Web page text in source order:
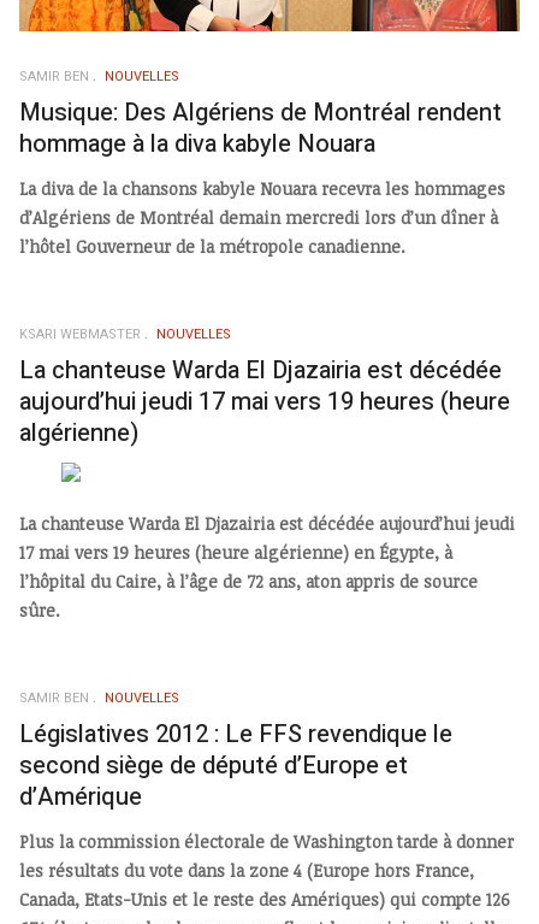
SAMIR BEN NOUVELLES
Musique: Des Algériens de Montréal rendent
hommage à la diva kabyle Nouara
La diva de la chansons kabyle Nouara recevra les hommages
d’Algériens de Montréal demain mercredi lors d’un dîner à
l’hôtel Gouverneur de la métropole canadienne.
KSARI WEBMASTER NOUVELLES
La chanteuse Warda El Djazairia est décédée
aujourd’hui jeudi 17 mai vers 19 heures (heure
algérienne)
La chanteuse Warda El Djazairia est décédée aujourd’hui jeudi
17 mai vers 19 heures (heure algérienne) en Égypte, à
l’hôpital du Caire, à l’âge de 72 ans, a­t­on appris de source
sûre.
SAMIR BEN NOUVELLES
Législatives 2012 : Le FFS revendique le
second siège de député d’Europe et
d’Amérique
Plus la commission électorale de Washington tarde à donner
les résultats du vote dans la zone 4 (Europe hors France,
Canada, Etats-Unis et le reste des Amériques) qui compte 126